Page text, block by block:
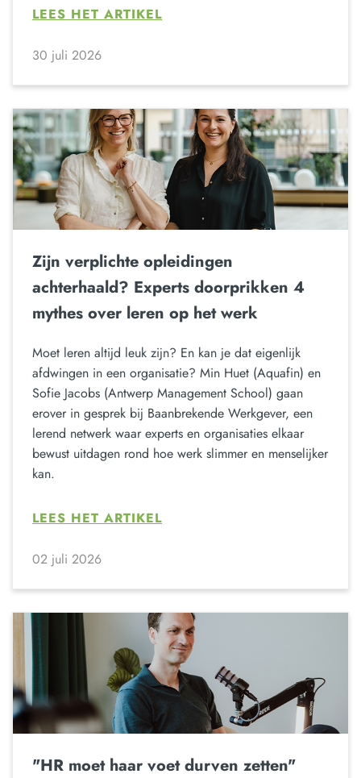
LEES HET ARTIKEL
30 juli 2026
Zijn verplichte opleidingen
achterhaald? Experts doorprikken 4
mythes over leren op het werk
Moet leren altijd leuk zijn? En kan je dat eigenlijk
afdwingen in een organisatie? Min Huet (Aquafin) en
Sofie Jacobs (Antwerp Management School) gaan
erover in gesprek bij Baanbrekende Werkgever, een
lerend netwerk waar experts en organisaties elkaar
bewust uitdagen rond hoe werk slimmer en menselijker
kan.
LEES HET ARTIKEL
02 juli 2026
"HR moet haar voet durven zetten"